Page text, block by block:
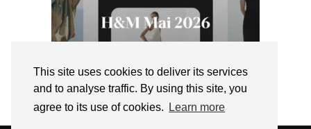
This site uses cookies to deliver its services
and to analyse traffic. By using this site, you
agree to its use of cookies.
Learn more